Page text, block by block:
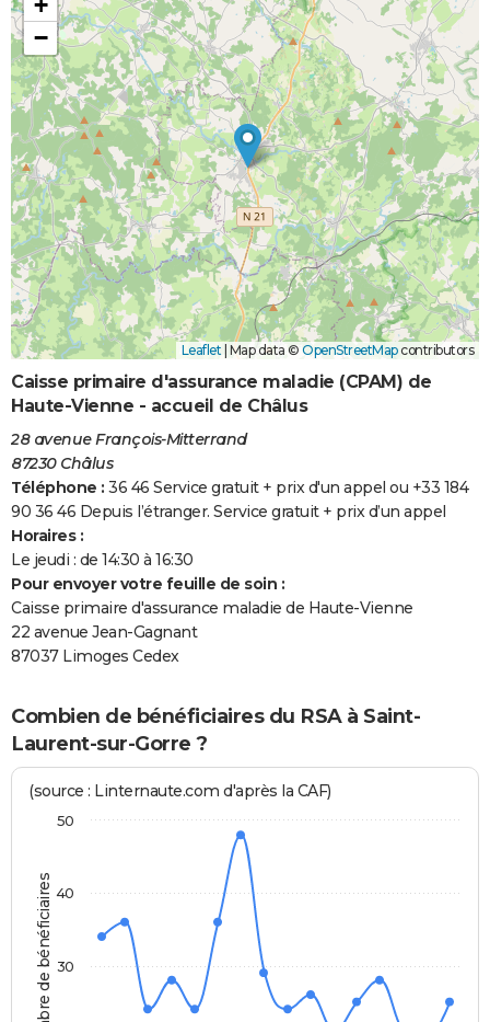
−
Leaflet Map data © OpenStreetMapcontributors
Caisse primaire d'assurance maladie (CPAM) de
Haute-Vienne - accueil de Châlus
28 avenue François-Mitterrand
87230 Châlus
Téléphone : 36 46 Service gratuit + prix d'un appel ou +33 184
90 36 46 Depuis l’étranger. Service gratuit + prix d’un appel
Horaires :
Le jeudi : de 14:30 à 16:30
Pour envoyer votre feuille de soin :
Caisse primaire d'assurance maladie de Haute-Vienne
22 avenue Jean-Gagnant
87037 Limoges Cedex
Combien de bénéficiaires du RSA à Saint-
Laurent-sur-Gorre ?
Nombre de bénéficiaires
(source : Linternaute.com d'après la CAF)
30
40
50